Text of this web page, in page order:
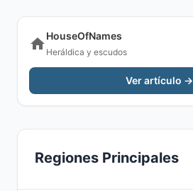
HouseOfNames
Heráldica y escudos
Ver artículo →
Regiones Principales